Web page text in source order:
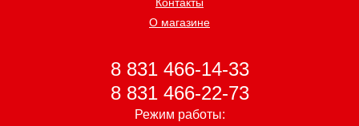
О магазине
8 831 466-14-33
8 831 466-22-73
Режим работы: